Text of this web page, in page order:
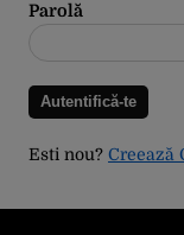
Parolă
Esti nou? Creează